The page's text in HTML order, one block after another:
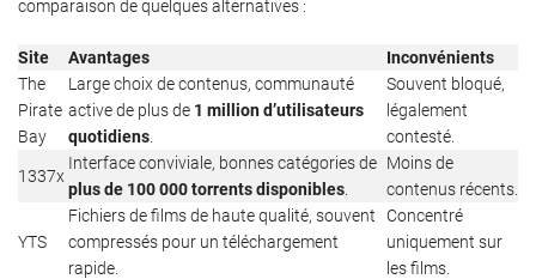
comparaison de quelques alternatives :
Site Avantages
Inconvénients
The
Pirate
Bay
Large choix de contenus, communauté
active de plus de 1 million d’utilisateurs
quotidiens
Souvent bloqué,
légalement
contesté.
1337x
Interface conviviale, bonnes catégories de
plus de 100 000 torrents disponibles
Moins de
contenus récents.
YTS
Fichiers de films de haute qualité, souvent
compressés pour un téléchargement
rapide.
Concentré
uniquement sur
les films.